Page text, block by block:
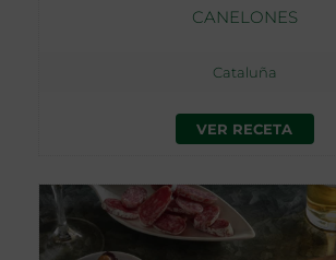
CANELONES
Cataluña
VER RECETA